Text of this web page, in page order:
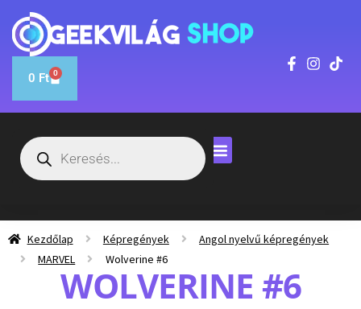
0 Ft 0
Kezdőlap Képregények
Angol nyelvű képregények
MARVEL
Wolverine #6
WOLVERINE #6